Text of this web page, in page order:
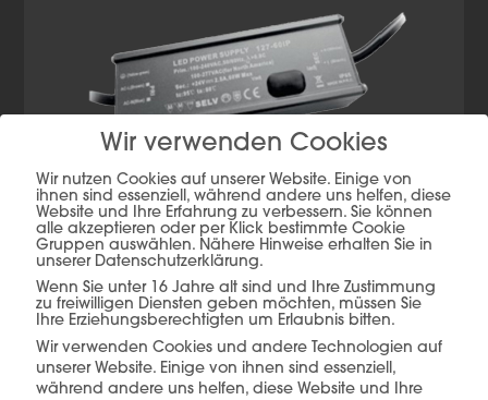
Wir verwenden Cookies
Wir nutzen Cookies auf unserer Website. Einige von
ihnen sind essenziell, während andere uns helfen, diese
Website und Ihre Erfahrung zu verbessern. Sie können
alle akzeptieren oder per Klick bestimmte Cookie
Gruppen auswählen. Nähere Hinweise erhalten Sie in
unserer Datenschutzerklärung.
Wenn Sie unter 16 Jahre alt sind und Ihre Zustimmung
zu freiwilligen Diensten geben möchten, müssen Sie
Ihre Erziehungsberechtigten um Erlaubnis bitten.
Wir verwenden Cookies und andere Technologien auf
unserer Website. Einige von ihnen sind essenziell,
während andere uns helfen, diese Website und Ihre